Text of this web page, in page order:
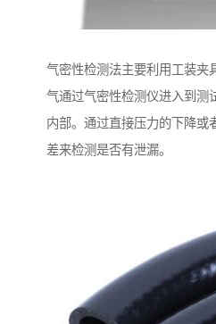
气密性检测法主要利用工装夹
气通过气密性检测仪进入到测
内部。通过直接压力的下降或
差来检测是否有泄漏。